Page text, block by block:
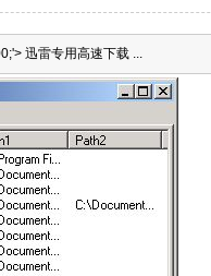
迅雷专用高速下载 ...